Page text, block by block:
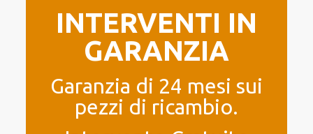
INTERVENTI IN
GARANZIA
Garanzia di 24 mesi sui
pezzi di ricambio.